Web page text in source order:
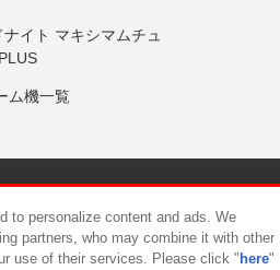
イト マキシマムチュ
ム機一覧
て カスタマーハラスメント対応方針
to personalize content and ads. We
partners, who may combine it with other
use of their services. Please click " here"